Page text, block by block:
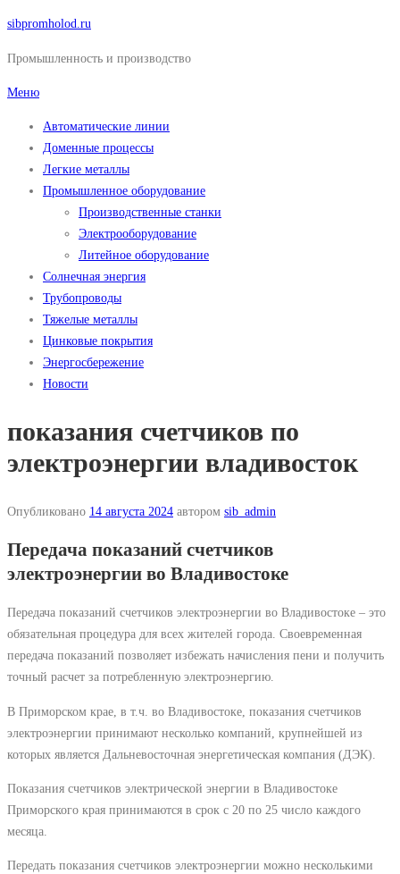
Перейти
содержимому
sibpromholod.ru
Промышленность и производство
Меню
Автоматические линии
Доменные процессы
Легкие металлы
Промышленное оборудование
Производственные станки
Электрооборудование
Литейное оборудование
Солнечная энергия
Трубопроводы
Тяжелые металлы
Цинковые покрытия
Энергосбережение
Новости
показания счетчиков по
электроэнергии владивосток
Опубликовано 14 августа 2024 автором sib_admin
Передача показаний счетчиков
электроэнергии во Владивостоке
Передача показаний счетчиков электроэнергии во Владивостоке – это
обязательная процедура для всех жителей города. Своевременная
передача показаний позволяет избежать начисления пени и получить
точный расчет за потребленную электроэнергию.
В Приморском крае, в т.ч. во Владивостоке, показания счетчиков
электроэнергии принимают несколько компаний, крупнейшей из
которых является Дальневосточная энергетическая компания (ДЭК).
Показания счетчиков электрической энергии в Владивостоке
Приморского края принимаются в срок с 20 по 25 число каждого
месяца.
Передать показания счетчиков электроэнергии можно несколькими